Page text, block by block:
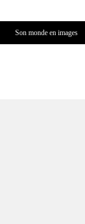
Son monde en images